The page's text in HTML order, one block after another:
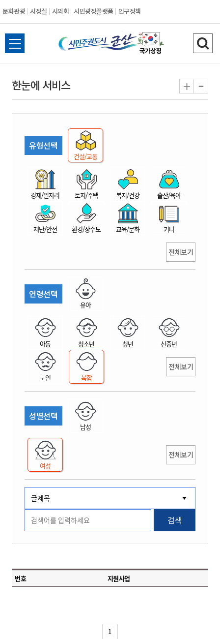
문화관광 시장실 시의회 시민광장플랫폼 인구정책
시
민
권
도
시
산
전
체
뉴
열
검
색
기
한눈에 서비스 + -
유형선택
건설/교통
경제/일자리 토지/주택 복지/건강 출산/육아
재난/안전 환경/상수도 교육/문화 기타
전체보기
연령선택
유아
아동 청소년 청년 신중년
노인 복합
전체보기
성별선택
남성
여성
전체보기
검색
번호 지원사업
1